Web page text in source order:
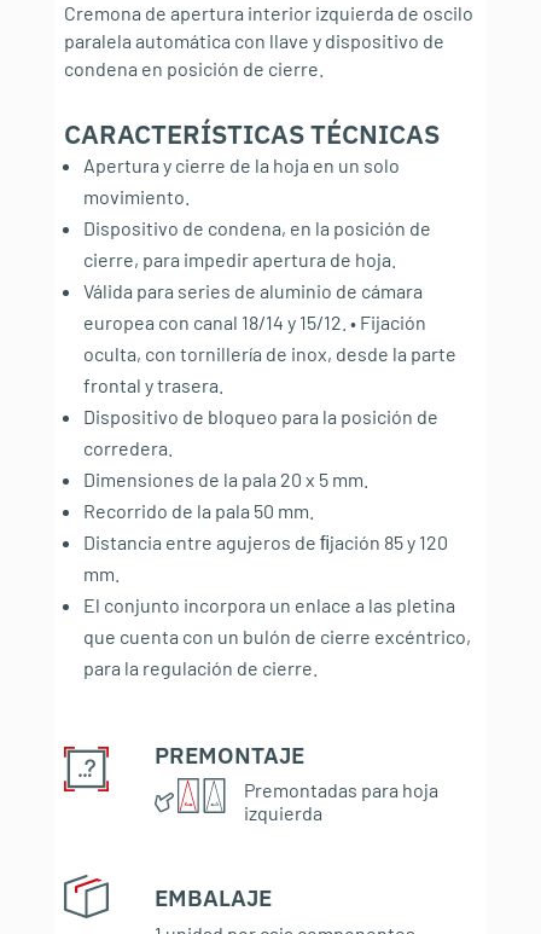
Cremona de apertura interior izquierda de oscilo
paralela automática con llave y dispositivo de
condena en posición de cierre.
CARACTERÍSTICAS TÉCNICAS:
Apertura y cierre de la hoja en un solo
movimiento.
Dispositivo de condena, en la posición de
cierre, para impedir apertura de hoja.
Válida para series de aluminio de cámara
europea con canal 18/14 y 15/12. • Fijación
oculta, con tornillería de inox, desde la parte
frontal y trasera.
Dispositivo de bloqueo para la posición de
corredera.
Dimensiones de la pala 20 x 5 mm.
Recorrido de la pala 50 mm.
Distancia entre agujeros de ﬁjación 85 y 120
mm.
El conjunto incorpora un enlace a las pletina
que cuenta con un bulón de cierre excéntrico,
para la regulación de cierre.
PREMONTAJE:
Premontadas para hoja
izquierda
EMBALAJE: